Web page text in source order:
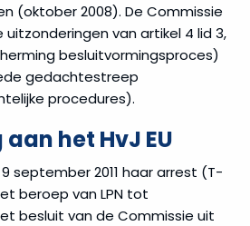
(oktober 2008). De Commissie
uitzonderingen van artikel 4 lid 3,
besluitvormingsproces)
gedachtestreep
procedures).
het HvJ EU
september 2011 haar arrest (T-
beroep van LPN tot
besluit van de Commissie uit